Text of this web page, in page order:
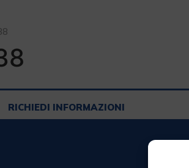
RICHIEDI INFORMAZIONI